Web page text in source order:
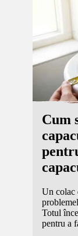
Cum
Un colac
Totul
pentru a